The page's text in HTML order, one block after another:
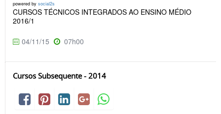
powered by social2s
CURSOS TÉCNICOS INTEGRADOS AO ENSINO MÉDIO
2016/1
04/11/15 07h00
Cursos Subsequente - 2014